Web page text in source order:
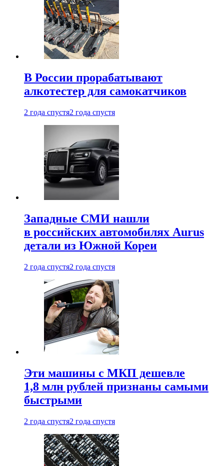
В России прорабатывают
алкотестер для самокатчиков
2 года спустя2 года спустя
Западные СМИ нашли
в российских автомобилях Aurus
детали из Южной Кореи
2 года спустя2 года спустя
Эти машины с МКП дешевле
1,8 млн рублей признаны самыми
быстрыми
2 года спустя2 года спустя